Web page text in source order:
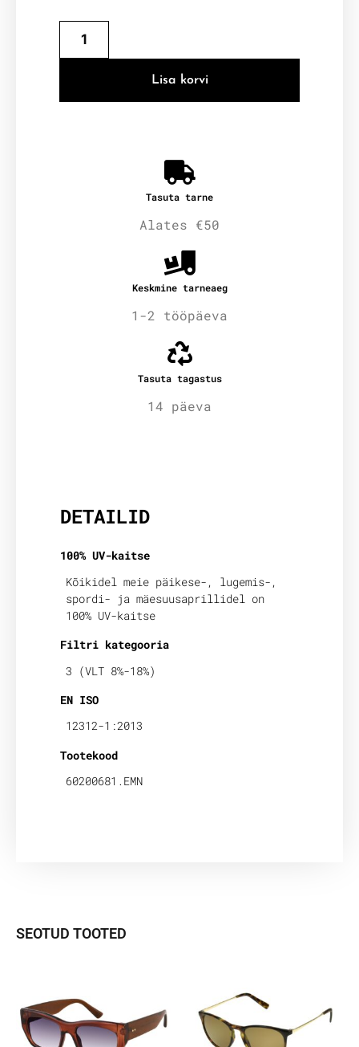
Lisa korvi
Tasuta tarne
Alates €50
Keskmine tarneaeg
1-2 tööpäeva
Tasuta tagastus
14 päeva
DETAILID
100% UV-kaitse
Kõikidel meie päikese-, lugemis-,
spordi- ja mäesuusaprillidel on
100% UV-kaitse
Filtri kategooria
3 (VLT 8%-18%)
EN ISO
12312-1:2013
Tootekood
60200681.EMN
SEOTUD TOOTED